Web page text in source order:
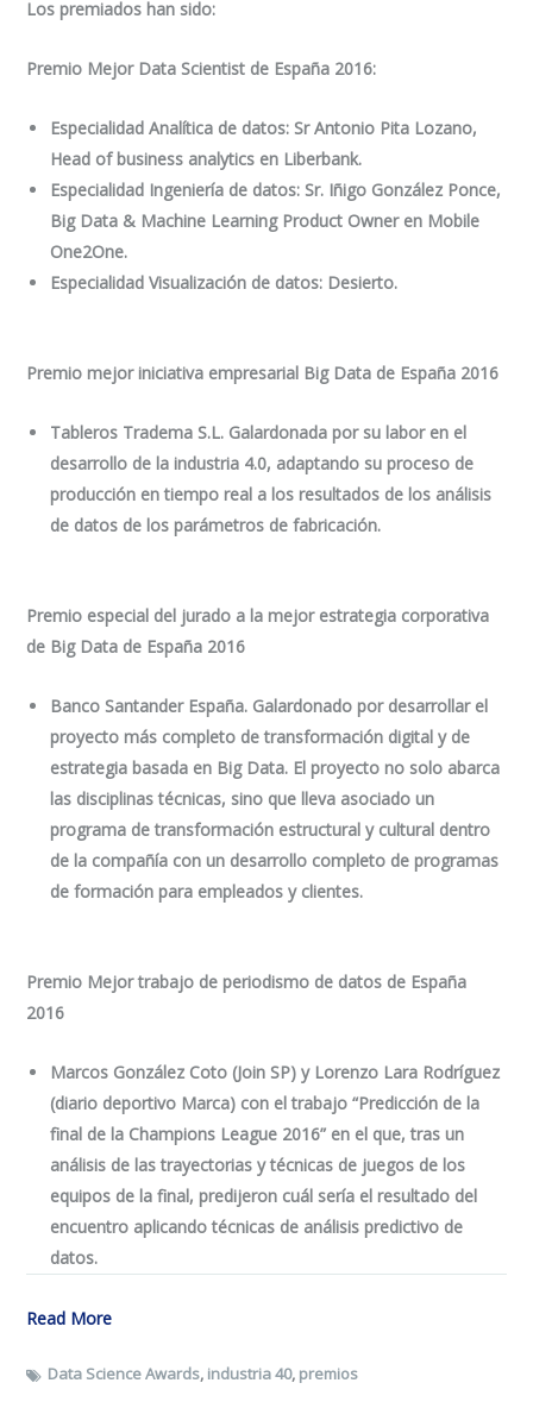
Los premiados han sido:
Premio Mejor Data Scientist de España 2016:
Especialidad Analítica de datos: Sr Antonio Pita Lozano,
Head of business analytics en Liberbank.
Especialidad Ingeniería de datos: Sr. Iñigo González Ponce,
Big Data & Machine Learning Product Owner en Mobile
One2One.
Especialidad Visualización de datos: Desierto.
Premio mejor iniciativa empresarial Big Data de España 2016
Tableros Tradema S.L. Galardonada por su labor en el
desarrollo de la industria 4.0, adaptando su proceso de
producción en tiempo real a los resultados de los análisis
de datos de los parámetros de fabricación.
Premio especial del jurado a la mejor estrategia corporativa
de Big Data de España 2016
Banco Santander España. Galardonado por desarrollar el
proyecto más completo de transformación digital y de
estrategia basada en Big Data. El proyecto no solo abarca
las disciplinas técnicas, sino que lleva asociado un
programa de transformación estructural y cultural dentro
de la compañía con un desarrollo completo de programas
de formación para empleados y clientes.
Premio Mejor trabajo de periodismo de datos de España
2016
Marcos González Coto (Join SP) y Lorenzo Lara Rodríguez
(diario deportivo Marca) con el trabajo “Predicción de la
final de la Champions League 2016” en el que, tras un
análisis de las trayectorias y técnicas de juegos de los
equipos de la final, predijeron cuál sería el resultado del
encuentro aplicando técnicas de análisis predictivo de
datos.
Read More
Data Science Awards, industria 40, premios